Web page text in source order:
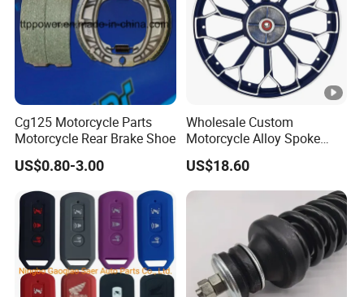
Cg125 Motorcycle Parts
Motorcycle Rear Brake Shoe
US$0.80-3.00
Wholesale Custom
Motorcycle Alloy Spoke
Wheel Rim, 1.85×18 Inch 10
Spoke Wuyang Rear Wheel
for Drum Brake
US$18.60